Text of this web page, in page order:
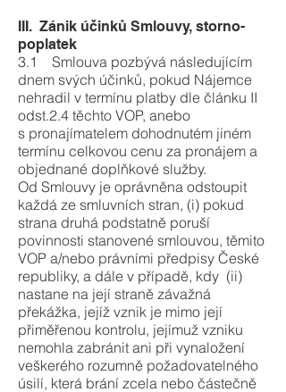
III. Zánik účinků Smlouvy, storno-
poplatek
3.1 Smlouva pozbývá následujícím
dnem svých účinků, pokud Nájemce
nehradil v termínu platby dle článku II
odst.2.4 těchto VOP, anebo
s pronajímatelem dohodnutém jiném
termínu celkovou cenu za pronájem a
objednané doplňkové služby.
Od Smlouvy je oprávněna odstoupit
každá ze smluvních stran, (i) pokud
strana druhá podstatně poruší
povinnosti stanovené smlouvou, těmito
VOP a/nebo právními předpisy České
republiky, a dále v případě, kdy (ii)
nastane na její straně závažná
překážka, jejíž vznik je mimo její
přiměřenou kontrolu, jejímuž vzniku
nemohla zabránit ani při vynaložení
veškerého rozumně požadovatelného
úsilí, která brání zcela nebo částečně